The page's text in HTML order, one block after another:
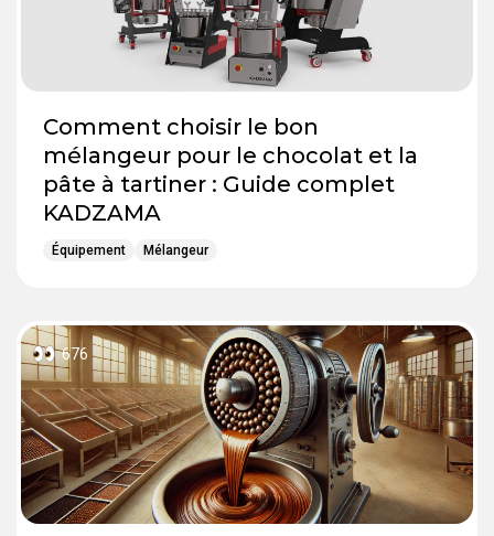
Comment choisir le bon
mélangeur pour le chocolat et la
pâte à tartiner : Guide complet
KADZAMA
Équipement Mélangeur
676